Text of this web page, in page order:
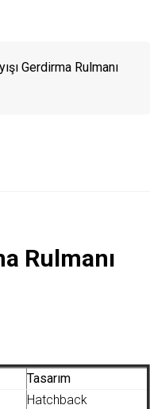
Gerdirma Rulmanı
Rulmanı
Tasarım
Hatchback